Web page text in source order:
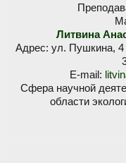
Литвина
Адрес: ул. Пушкина,
E-mail:
Сфера научной
области